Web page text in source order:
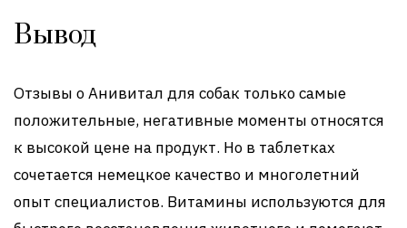
Вывод
Отзывы о Анивитал для собак только самые
положительные, негативные моменты относятся
к высокой цене на продукт. Но в таблетках
сочетается немецкое качество и многолетний
опыт специалистов. Витамины используются для